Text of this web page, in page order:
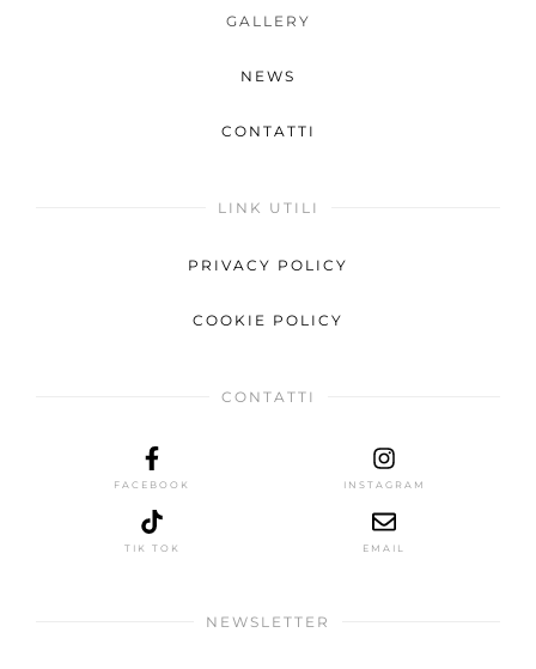
GALLERY
NEWS
CONTATTI
LINK UTILI
PRIVACY POLICY
COOKIE POLICY
CONTATTI
FACEBOOK INSTAGRAM
TIK TOK EMAIL
NEWSLETTER